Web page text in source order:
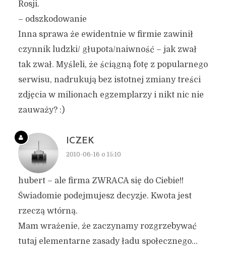
Rosji.
– odszkodowanie
Inna sprawa że ewidentnie w firmie zawinił
czynnik ludzki/ głupota/naiwność – jak zwał
tak zwał. Myśleli, że ściągną fotę z popularnego
serwisu, nadrukują bez istotnej zmiany treści
zdjęcia w milionach egzemplarzy i nikt nic nie
zauważy? :)
ICZEK
2010-06-16 o 15:10
hubert – ale firma ZWRACA się do Ciebie!!
Świadomie podejmujesz decyzje. Kwota jest
rzeczą wtórną.
Mam wrażenie, że zaczynamy rozgrzebywać
tutaj elementarne zasady ładu społecznego…